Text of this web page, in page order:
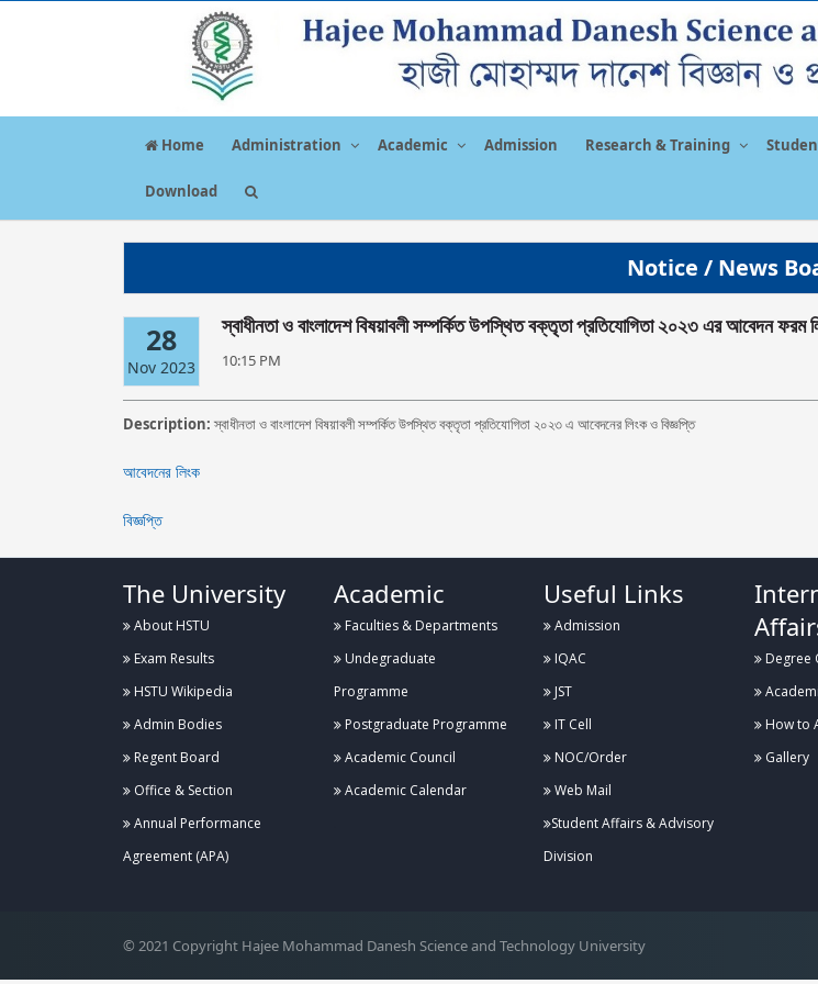
Home Administration Academic Admission Research & Training
Download
Notice / News
28
Nov 2023
স্বাধীনতা ও বাংলাদেশ বিষয়াবলী সম্পর্কিত উপস্থিত বক্তৃতা প্রতিযোগিতা ২০২৩ এর আবেদন ফরম
10:15 PM
Description: স্বাধীনতা ও বাংলাদেশ বিষয়াবলী সম্পর্কিত উপস্থিত বক্তৃতা প্রতিযোগিতা ২০২৩ এ আবেদনের লিংক ও বিজ্ঞপ্তি
আবেদনের লিংক
বিজ্ঞপ্তি
The University
About HSTU
Exam Results
HSTU Wikipedia
Admin Bodies
Regent Board
Office & Section
Annual Performance
Agreement (APA)
Academic
Faculties & Departments
Undegraduate
Programme
Postgraduate Programme
Academic Council
Academic Calendar
Useful Links
Admission
IQAC
JST
IT Cell
NOC/Order
Web Mail
Student Affairs & Advisory
Division
Degree
How to
Gallery
© 2021 Copyright Hajee Mohammad Danesh Science and Technology University